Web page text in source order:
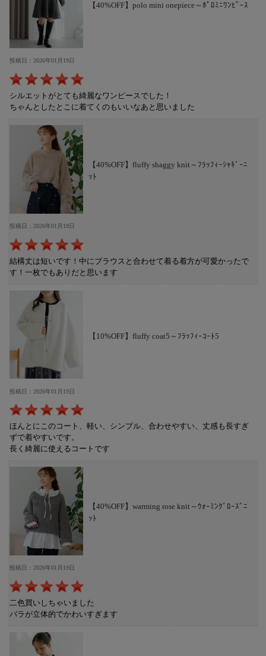
【40%OFF】polo mini onepiece～ﾎﾟﾛﾐﾆﾜﾝﾋﾟｰｽ
投稿日：2026年01月19日
シルエットがとても綺麗なワンピースでした！
ちゃんとしたとこに着てくのもいいなあと思いました
【40%OFF】fluffy shaggy knit～ﾌﾗｯﾌｨｰｼｬｷﾞｰﾆ
ｯﾄ
投稿日：2026年01月19日
結構丈は短いです！中にブラウスと合わせて着る着方が可愛かったで
す！一枚でもありだと思います
【10%OFF】fluffy coat5～ﾌﾗｯﾌｨｰｺｰﾄ5
投稿日：2026年01月19日
ほんとにこのコート、軽い、シンプル、合わせやすい、丈感も長すぎ
ずで着やすいです。
長く綺麗に使えるコートです
【40%OFF】warming rose knit～ｳｫｰﾐﾝｸﾞﾛｰｽﾞﾆ
ｯﾄ
投稿日：2026年01月19日
二色買いしちゃいました
バラが立体的でかわいすぎます